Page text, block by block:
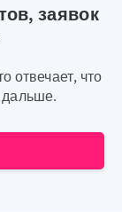
заявок
отвечает, что
дальше.